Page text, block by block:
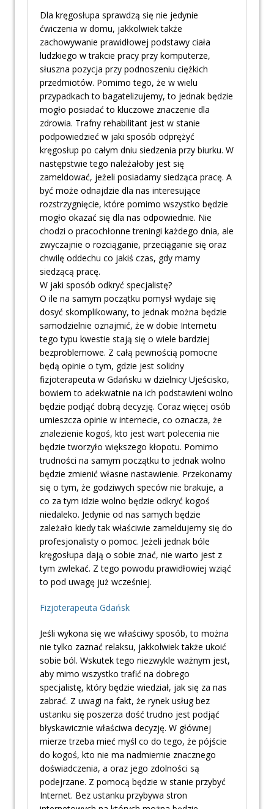
Dla kręgosłupa sprawdzą się nie jedynie
ćwiczenia w domu, jakkolwiek także
zachowywanie prawidłowej podstawy ciała
ludzkiego w trakcie pracy przy komputerze,
słuszna pozycja przy podnoszeniu ciężkich
przedmiotów. Pomimo tego, że w wielu
przypadkach to bagatelizujemy, to jednak będzie
mogło posiadać to kluczowe znaczenie dla
zdrowia. Trafny rehabilitant jest w stanie
podpowiedzieć w jaki sposób odprężyć
kręgosłup po całym dniu siedzenia przy biurku. W
następstwie tego należałoby jest się
zameldować, jeżeli posiadamy siedząca pracę. A
być może odnajdzie dla nas interesujące
rozstrzygnięcie, które pomimo wszystko będzie
mogło okazać się dla nas odpowiednie. Nie
chodzi o pracochłonne treningi każdego dnia, ale
zwyczajnie o rozciąganie, przeciąganie się oraz
chwilę oddechu co jakiś czas, gdy mamy
siedzącą pracę.
W jaki sposób odkryć specjalistę?
O ile na samym początku pomysł wydaje się
dosyć skomplikowany, to jednak można będzie
samodzielnie oznajmić, że w dobie Internetu
tego typu kwestie stają się o wiele bardziej
bezproblemowe. Z całą pewnością pomocne
będą opinie o tym, gdzie jest solidny
fizjoterapeuta w Gdańsku w dzielnicy Ujeścisko,
bowiem to adekwatnie na ich podstawieni wolno
będzie podjąć dobrą decyzję. Coraz więcej osób
umieszcza opinie w internecie, co oznacza, że
znalezienie kogoś, kto jest wart polecenia nie
będzie tworzyło większego kłopotu. Pomimo
trudności na samym początku to jednak wolno
będzie zmienić własne nastawienie. Przekonamy
się o tym, że godziwych speców nie brakuje, a
co za tym idzie wolno będzie odkryć kogoś
niedaleko. Jedynie od nas samych będzie
zależało kiedy tak właściwie zameldujemy się do
profesjonalisty o pomoc. Jeżeli jednak bóle
kręgosłupa dają o sobie znać, nie warto jest z
tym zwlekać. Z tego powodu prawidłowiej wziąć
to pod uwagę już wcześniej.
Fizjoterapeuta Gdańsk
Jeśli wykona się we właściwy sposób, to można
nie tylko zaznać relaksu, jakkolwiek także ukoić
sobie ból. Wskutek tego niezwykle ważnym jest,
aby mimo wszystko trafić na dobrego
specjalistę, który będzie wiedział, jak się za nas
zabrać. Z uwagi na fakt, że rynek usług bez
ustanku się poszerza dość trudno jest podjąć
błyskawicznie właściwa decyzję. W głównej
mierze trzeba mieć myśl co do tego, że pójście
do kogoś, kto nie ma nadmiernie znacznego
doświadczenia, a oraz jego zdolności są
podejrzane. Z pomocą będzie w stanie przybyć
Internet. Bez ustanku przybywa stron